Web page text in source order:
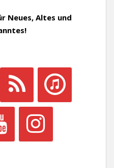
Neues, Altes und